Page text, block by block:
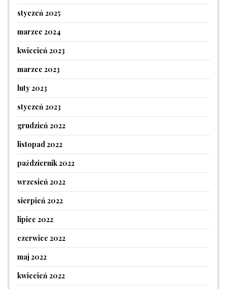
styczeń 2025
marzec 2024
kwiecień 2023
marzec 2023
luty 2023
styczeń 2023
grudzień 2022
listopad 2022
październik 2022
wrzesień 2022
sierpień 2022
lipiec 2022
czerwiec 2022
maj 2022
kwiecień 2022